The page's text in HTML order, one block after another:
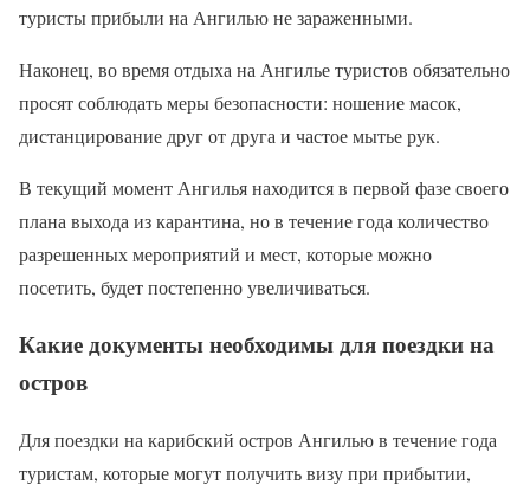
туристы прибыли на Ангилью не зараженными.
Наконец, во время отдыха на Ангилье туристов обязательно
просят соблюдать меры безопасности: ношение масок,
дистанцирование друг от друга и частое мытье рук.
В текущий момент Ангилья находится в первой фазе своего
плана выхода из карантина, но в течение года количество
разрешенных мероприятий и мест, которые можно
посетить, будет постепенно увеличиваться.
Какие документы необходимы для поездки на
остров
Для поездки на карибский остров Ангилью в течение года
туристам, которые могут получить визу при прибытии,